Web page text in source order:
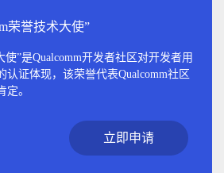
荣誉技术大使”
使”是Qualcomm开发者社区对开发者用
认证体现，该荣誉代表Qualcomm社区
定。
立即申请